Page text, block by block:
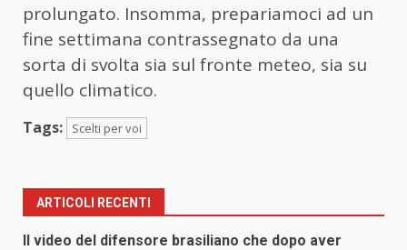
prolungato. Insomma, prepariamoci ad un
fine settimana contrassegnato da una
sorta di svolta sia sul fronte meteo, sia su
quello climatico.
Tags: Scelti per voi
ARTICOLI RECENTI
Il video del difensore brasiliano che dopo aver